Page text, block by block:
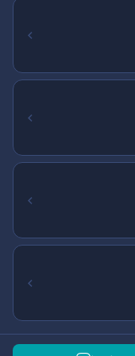
هستیم
فرار غیر ترسناک اتاق فرار کرج